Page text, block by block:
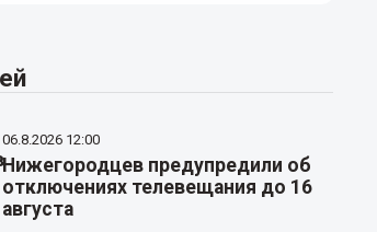
06.8.2026 12:00
Нижегородцев предупредили об
отключениях телевещания до 16
августа